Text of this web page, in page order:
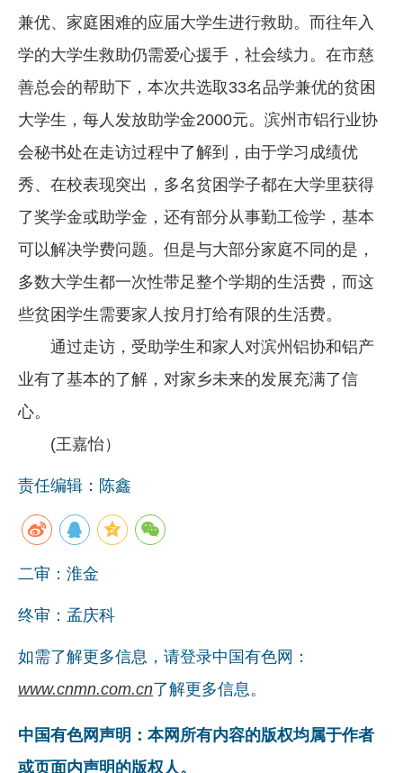
兼优、家庭困难的应届大学生进行救助。而往年入
学的大学生救助仍需爱心援手，社会续力。在市慈
善总会的帮助下，本次共选取33名品学兼优的贫困
大学生，每人发放助学金2000元。滨州市铝行业协
会秘书处在走访过程中了解到，由于学习成绩优
秀、在校表现突出，多名贫困学子都在大学里获得
了奖学金或助学金，还有部分从事勤工俭学，基本
可以解决学费问题。但是与大部分家庭不同的是，
多数大学生都一次性带足整个学期的生活费，而这
些贫困学生需要家人按月打给有限的生活费。
通过走访，受助学生和家人对滨州铝协和铝产
业有了基本的了解，对家乡未来的发展充满了信
心。
(王嘉怡）
责任编辑：陈鑫
二审：淮金
终审：孟庆科
如需了解更多信息，请登录中国有色网：
www.cnmn.com.cn了解更多信息。
中国有色网声明：本网所有内容的版权均属于作者
或页面内声明的版权人。